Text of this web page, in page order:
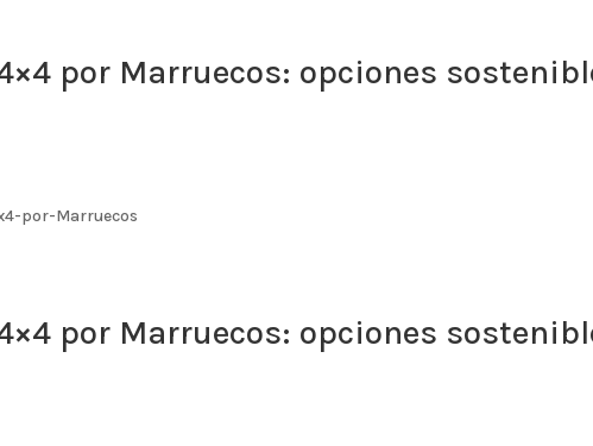
por Marruecos: opciones
por-Marruecos
por Marruecos: opciones